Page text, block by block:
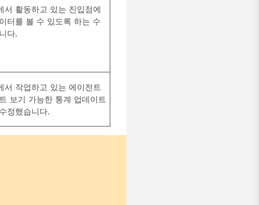
서 활동하고 있는 진입점에
터를 볼 수 있도록 하는 수
다.
서 작업하고 있는 에이전트
보기 가능한 통계 업데이트
정했습니다.